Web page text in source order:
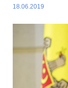
18.06.2019